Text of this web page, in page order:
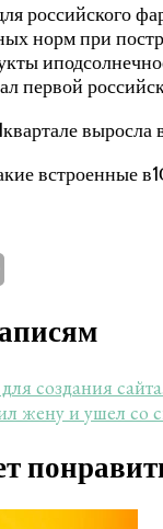
российского
норм при
первой
выросла
встроенные
создания
жену и ушел со